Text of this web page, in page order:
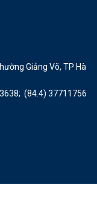
Giảng Võ, TP Hà
(84.4) 37711756